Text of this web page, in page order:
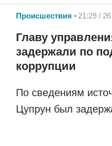
Происшествия 21:29 /
Главу
задержали по
коррупции
По сведениям
Цупрун был